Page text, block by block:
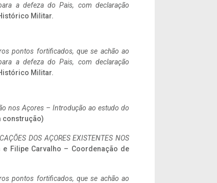
a defeza do Pais, com declaração
Militar.
pontos fortificados, que se achão ao
a defeza do Pais, com declaração
Militar.
nos Açores – Introdução ao estudo do
construção)
DOS AÇORES EXISTENTES NOS
Filipe Carvalho – Coordenação de
pontos fortificados, que se achão ao